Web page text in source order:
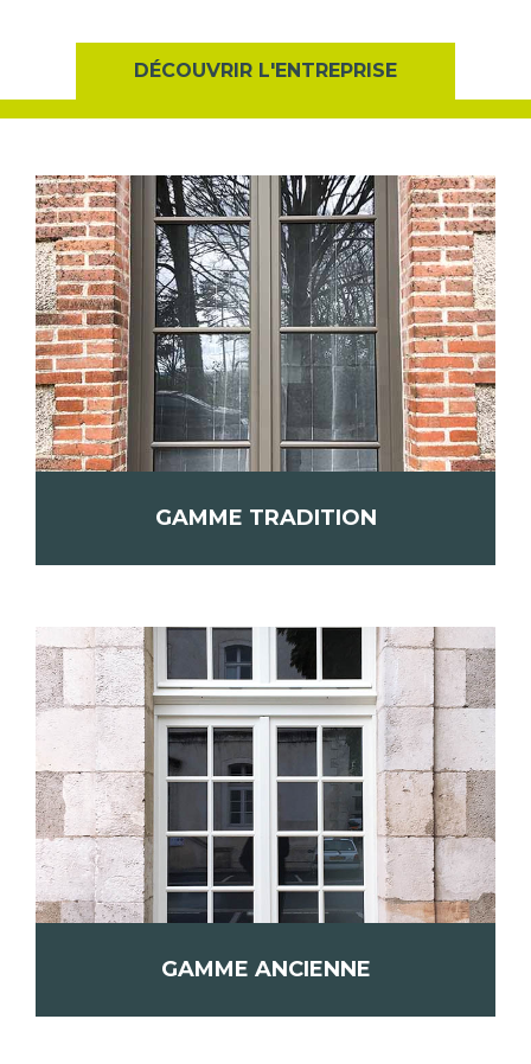
DÉCOUVRIR L'ENTREPRISE
GAMME TRADITION
GAMME ANCIENNE